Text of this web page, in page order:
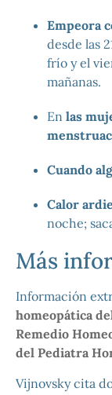
Empeora
desde las
frío y el
mañanas.
En las
Cuando
Calor
noche;
Más
Información
homeopática
Remedio
del Pediatra
Vijnovsky cita